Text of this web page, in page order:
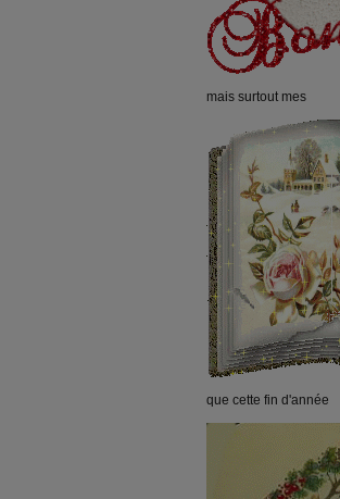
mais surtout mes
que cette fin d'année